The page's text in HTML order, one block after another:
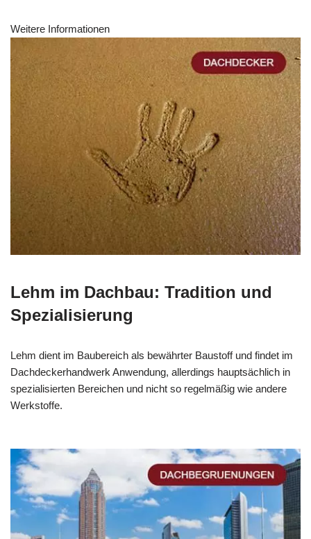
Weitere Informationen
Lehm im Dachbau: Tradition und
Spezialisierung
Lehm dient im Baubereich als bewährter Baustoff und findet im
Dachdeckerhandwerk Anwendung, allerdings hauptsächlich in
spezialisierten Bereichen und nicht so regelmäßig wie andere
Werkstoffe.